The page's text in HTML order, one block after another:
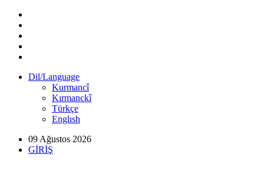
Dil/Language
Kurmancî
Kırmanckî
Türkçe
Englısh
09 Ağustos 2026
GİRİŞ